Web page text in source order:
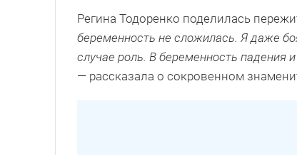
Регина Тодоренко поделилась
беременность не сложилась. Я даже
случае роль. В беременность падения
— рассказала о сокровенном